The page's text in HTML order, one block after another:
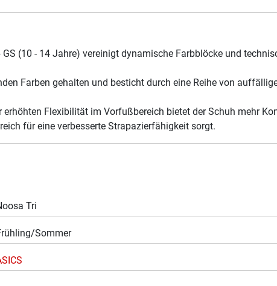
(10 - 14 Jahre) vereinigt dynamische Farbblöcke und
Farben gehalten und besticht durch eine Reihe von
erhöhten Flexibilität im Vorfußbereich bietet der Schuh mehr
für eine verbesserte Strapazierfähigkeit sorgt.
Tri
Sommer